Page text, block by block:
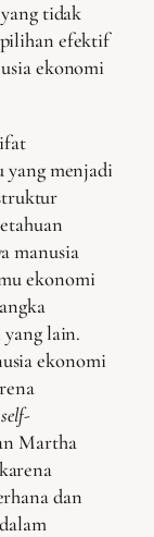
tidak
pilihan efektif
ekonomi
yang menjadi
manusia
ekonomi
lain.
ekonomi
self-
Martha
dan